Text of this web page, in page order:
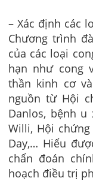
– Xác định các
Chương trình
của các loại
hạn như cong
thần kinh cơ
nguồn từ Hội
Danlos, bệnh u
Willi, Hội
Day,… Hiểu
chẩn đoán
hoạch điều trị